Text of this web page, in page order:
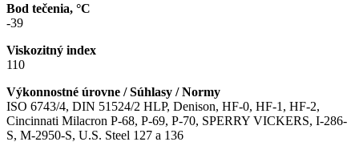
Bod tečenia, °C
-39
Viskozitný index
110
Výkonnostné úrovne / Súhlasy / Normy
ISO 6743/4, DIN 51524/2 HLP, Denison, HF-0, HF-1, HF-2,
Cincinnati Milacron P-68, P-69, P-70, SPERRY VICKERS, I-286-
S, M-2950-S, U.S. Steel 127 a 136